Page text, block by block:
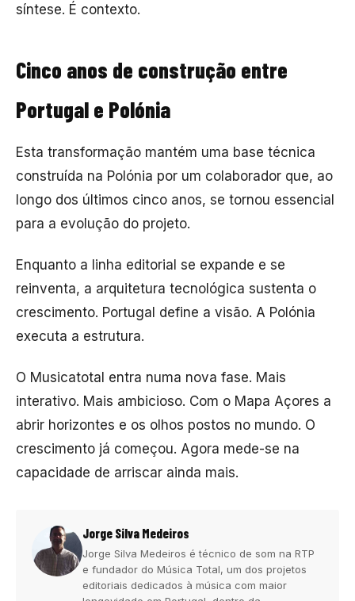
síntese. É contexto.
Cinco anos de construção entre
Portugal e Polónia
Esta transformação mantém uma base técnica
construída na Polónia por um colaborador que, ao
longo dos últimos cinco anos, se tornou essencial
para a evolução do projeto.
Enquanto a linha editorial se expande e se
reinventa, a arquitetura tecnológica sustenta o
crescimento. Portugal define a visão. A Polónia
executa a estrutura.
O Musicatotal entra numa nova fase. Mais
interativo. Mais ambicioso. Com o Mapa Açores a
abrir horizontes e os olhos postos no mundo. O
crescimento já começou. Agora mede-se na
capacidade de arriscar ainda mais.
Jorge Silva Medeiros
Jorge Silva Medeiros é técnico de som na RTP
e fundador do Música Total, um dos projetos
editoriais dedicados à música com maior